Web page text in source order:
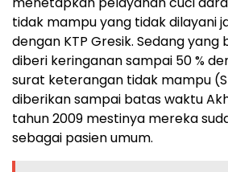
tidak mampu yang tidak dilayani
dengan KTP Gresik. Sedang
diberi keringanan sampai 50 %
surat keterangan tidak mampu
diberikan sampai batas waktu
tahun 2009 mestinya mereka
sebagai pasien umum.